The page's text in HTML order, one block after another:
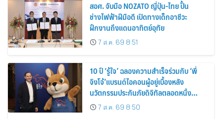
สอศ. จับมือ NOZATO ญี่ปุ่น-ไทย ปั้น
ช่างไฟฟ้าฝีมือดี เปิดทางเด็กอาชีวะ
ฝึกงานถึงแดนอาทิตย์อุทัย
7 ส.ค. 69 8:51
10 ปี ‘รู้ใจ’ ฉลองความสำเร็จร่วมกับ ‘พี่
จิงโจ้’แบรนด์ไอคอนผู้อยู่เบื้องหลัง
นวัตกรรมประกันภัยดิจิทัลตลอดหนึ่ง
ทศวรรษ
7 ส.ค. 69 8:50